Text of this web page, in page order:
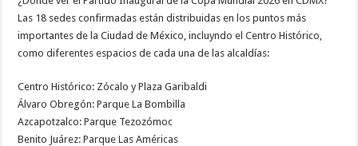
Las 18 sedes confirmadas están distribuidas en los puntos más
importantes de la Ciudad de México, incluyndo el Centro Histórico,
como diferentes espacios de cada una de las alcaldías:
Centro Histórico: Zócalo y Plaza Garibaldi
Álvaro Obregón: Parque La Bombilla
Azcapotzalco: Parque Tezozómoc
Benito Juárez: Parque Las Américas